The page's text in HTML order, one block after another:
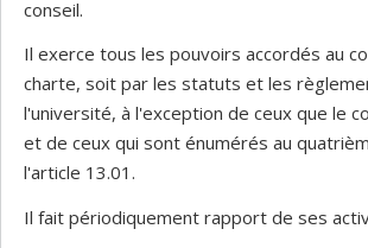
conseil.
Il exerce tous les pouvoirs accordés au
charte, soit par les statuts et les
l'université, à l'exception de ceux que le
et de ceux qui sont énumérés au
l'article 13.01.
Il fait périodiquement rapport de ses